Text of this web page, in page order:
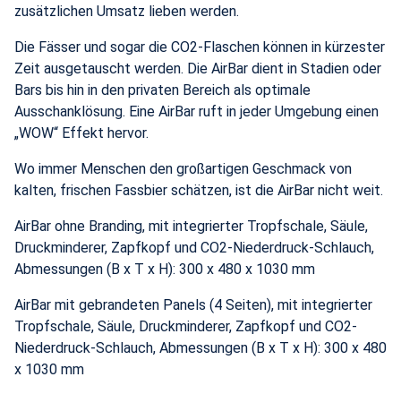
zusätzlichen Umsatz lieben werden.
Die Fässer und sogar die CO2-Flaschen können in kürzester
Zeit ausgetauscht werden. Die AirBar dient in Stadien oder
Bars bis hin in den privaten Bereich als optimale
Ausschanklösung. Eine AirBar ruft in jeder Umgebung einen
„WOW“ Effekt hervor.
Wo immer Menschen den großartigen Geschmack von
kalten, frischen Fassbier schätzen, ist die AirBar nicht weit.
AirBar ohne Branding, mit integrierter Tropfschale, Säule,
Druckminderer, Zapfkopf und CO2-Niederdruck-Schlauch,
Abmessungen (B x T x H): 300 x 480 x 1030 mm
AirBar mit gebrandeten Panels (4 Seiten), mit integrierter
Tropfschale, Säule, Druckminderer, Zapfkopf und CO2-
Niederdruck-Schlauch, Abmessungen (B x T x H): 300 x 480
x 1030 mm